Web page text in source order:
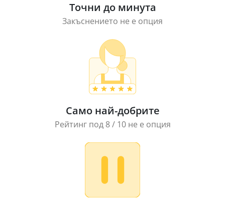
Точни до минута
Закъснението не е опция
Само най-добрите
Рейтинг под 8 / 10 не е опция